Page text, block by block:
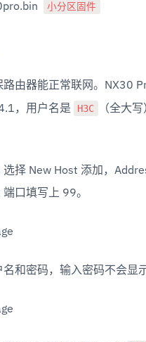
小分区固件
路由器能正常联网。NX30
，用户名是 H3C
（全大
择 New Host 添加，
口填写上 99。
和密码，输入密码不会显